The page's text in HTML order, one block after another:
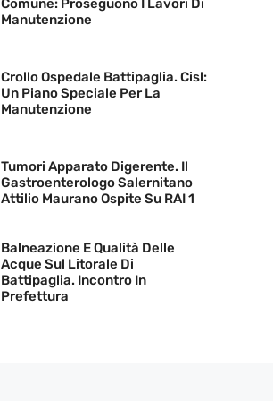
Comune: Proseguono I Lavori Di
Manutenzione
Crollo Ospedale Battipaglia. Cisl:
Un Piano Speciale Per La
Manutenzione
Tumori Apparato Digerente. Il
Gastroenterologo Salernitano
Attilio Maurano Ospite Su RAI 1
Balneazione E Qualità Delle
Acque Sul Litorale Di
Battipaglia. Incontro In
Prefettura